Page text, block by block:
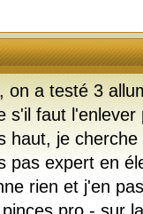
on a testé 3
s'il faut
haut, je
pas expert en
rien et j'en
pro - sur